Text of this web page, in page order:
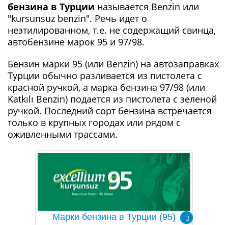
бензина в Турции называется Benzin или
"kursunsuz benzin". Речь идет о
неэтилированном, т.е. не содержащий свинца,
автобензине марок 95 и 97/98.
Бензин марки 95 (или Benzin) на автозаправках
Турции обычно разливается из пистолета с
красной ручкой, а марка бензина 97/98 (или
Katkılı Benzin) подается из пистолета с зеленой
ручкой. Последний сорт бензина встречается
только в крупных городах или рядом с
оживленными трассами.
Марки бензина в Турции (95)